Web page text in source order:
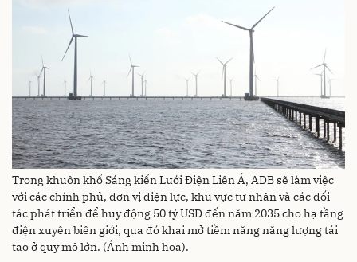
Trong khuôn khổ Sáng kiến Lưới Điện Liên Á, ADB sẽ làm việc
với các chính phủ, đơn vị điện lực, khu vực tư nhân và các đối
tác phát triển để huy động 50 tỷ USD đến năm 2035 cho hạ tầng
điện xuyên biên giới, qua đó khai mở tiềm năng năng lượng tái
tạo ở quy mô lớn. (Ảnh minh họa).